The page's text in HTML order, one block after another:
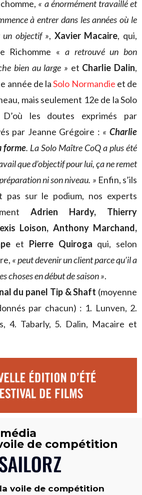
« a énormément travaillé et
à entrer dans les années où le
objectif », Xavier Macaire, qui,
Richomme « a retrouvé un bon
bien au large » et Charlie Dalin,
année de laSolo Normandie et de
mais seulement 12e de la Solo
les doutes exprimés par
par Jeanne Grégoire : «Charlie
forme. La Solo Maître CoQ a plus été
que d’objectif pour lui, ça ne remet
ni son niveau. » Enfin, s’ils
pas sur le podium, nos experts
Adrien Hardy, Thierry
Loison, Anthony Marchand,
et Pierre Quiroga qui, selon
« peut devenir un client parce qu’il a
choses en début de saison ».
du panel Tip & Shaft (moyenne
par chacun) : 1. Lunven, 2.
4. Tabarly, 5. Dalin, Macaire et
de compétition
voile de compétition